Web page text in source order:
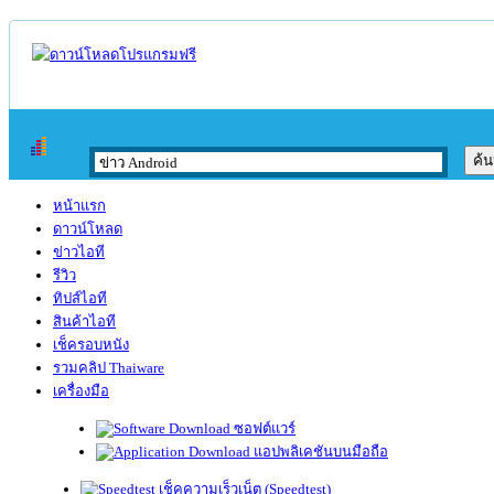
หน้าแรก
ดาวน์โหลด
ข่าวไอที
รีวิว
ทิปส์ไอที
สินค้าไอที
เช็ครอบหนัง
รวมคลิป Thaiware
เครื่องมือ
ซอฟต์แวร์
แอปพลิเคชันบนมือถือ
เช็คความเร็วเน็ต (Speedtest)